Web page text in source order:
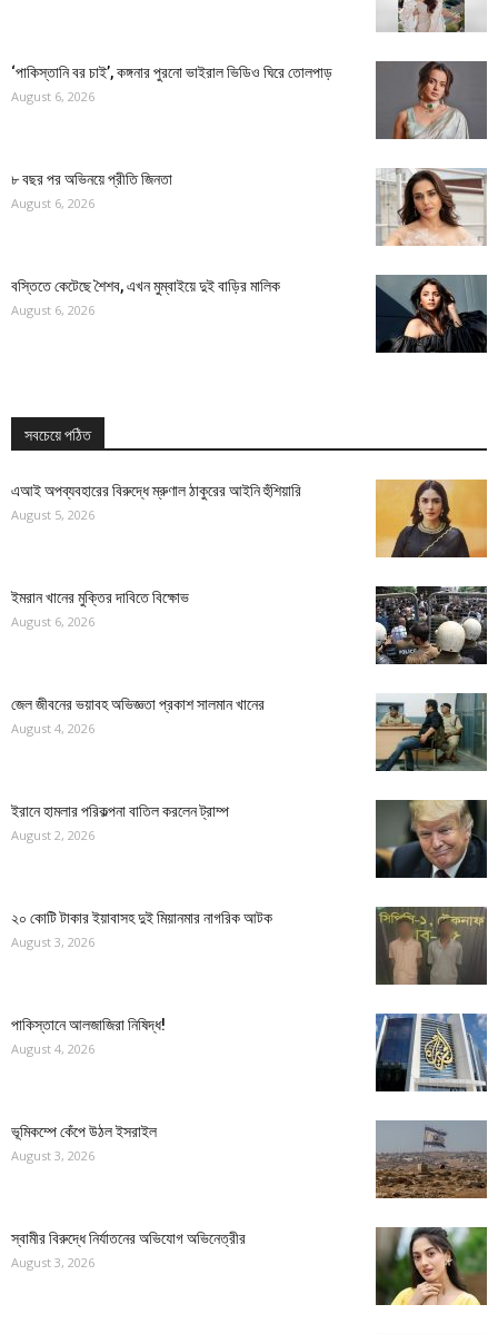
‘পাকিস্তানি বর চাই’, কঙ্গনার পুরনো ভাইরাল ভিডিও ঘিরে তোলপাড়
August 6, 2026
৮ বছর পর অভিনয়ে প্রীতি জিনতা
August 6, 2026
বস্তিতে কেটেছে শৈশব, এখন মুম্বাইয়ে দুই বাড়ির মালিক
August 6, 2026
সবচেয়ে পঠিত
এআই অপব্যবহারের বিরুদ্ধে ম্রুণাল ঠাকুরের আইনি হুঁশিয়ারি
August 5, 2026
ইমরান খানের মুক্তির দাবিতে বিক্ষোভ
August 6, 2026
জেল জীবনের ভয়াবহ অভিজ্ঞতা প্রকাশ সালমান খানের
August 4, 2026
ইরানে হামলার পরিকল্পনা বাতিল করলেন ট্রাম্প
August 2, 2026
২০ কোটি টাকার ইয়াবাসহ দুই মিয়ানমার নাগরিক আটক
August 3, 2026
পাকিস্তানে আলজাজিরা নিষিদ্ধ!
August 4, 2026
ভূমিকম্পে কেঁপে উঠল ইসরাইল
August 3, 2026
স্বামীর বিরুদ্ধে নির্যাতনের অভিযোগ অভিনেত্রীর
August 3, 2026